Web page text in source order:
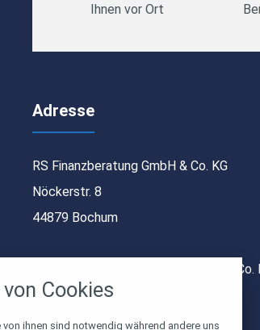
Ihnen vor Ort
Adresse
RS Finanzberatung GmbH & Co. KG
Nöckerstr. 8
44879 Bochum
© 2026 RS Finanzberatung GmbH & Co.
Cookies
ihnen sind notwendig während andere uns
akzeptieren oder zu blockieren.
Notwendig